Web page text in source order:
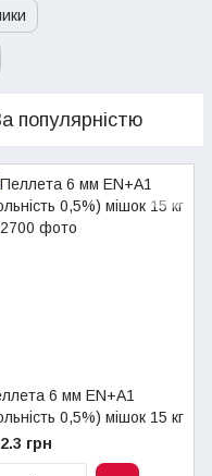
популярністю
6 мм EN+A1
0,5%) мішок 15 кг
грн